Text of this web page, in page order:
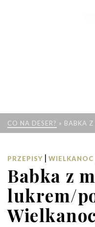
CO NA DESER? » BABKA
PRZEPISY | WIELKANOC
Babka z
lukrem/